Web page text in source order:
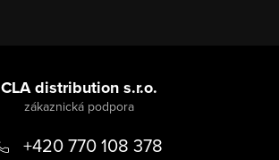
CLA distribution s.r.o.
+420 770 108 378